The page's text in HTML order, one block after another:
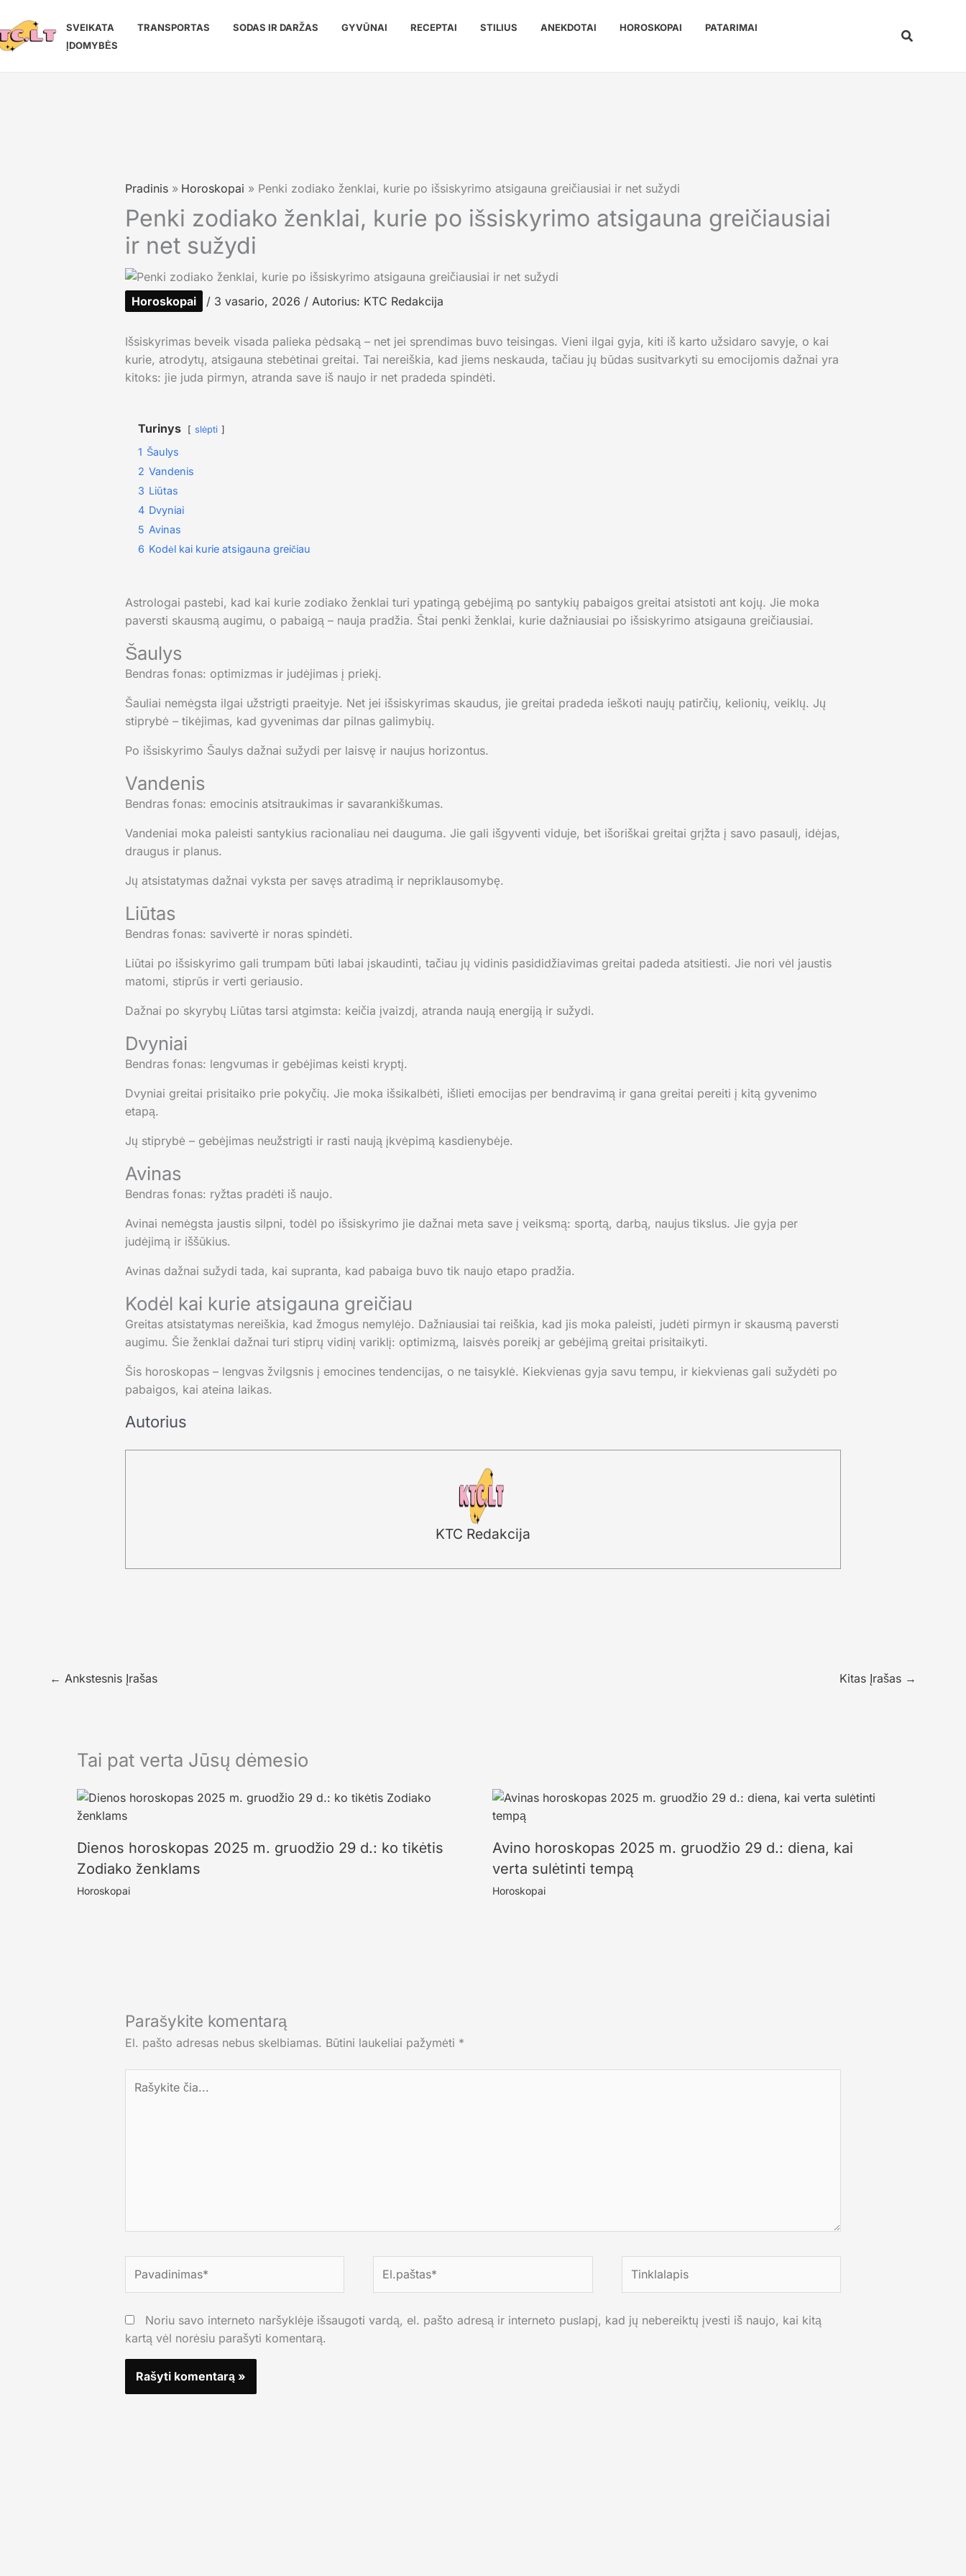
prie
turinio
SVEIKATA TRANSPORTAS SODAS IR DARŽAS GYVŪNAI RECEPTAI STILIUS ANEKDOTAI HOROSKOPAI
PATARIMAI
ĮDOMYBĖS
Paieška
Pradinis Horoskopai Penki zodiako ženklai, kurie po išsiskyrimo atsigauna greičiausiai ir net sužydi
Penki zodiako ženklai, kurie po išsiskyrimo atsigauna greičiausiai
ir net sužydi
Horoskopai / 3 vasario, 2026 / Autorius: KTC Redakcija
Išsiskyrimas beveik visada palieka pėdsaką – net jei sprendimas buvo teisingas. Vieni ilgai gyja, kiti iš karto užsidaro savyje, o kai
kurie, atrodytų, atsigauna stebėtinai greitai. Tai nereiškia, kad jiems neskauda, tačiau jų būdas susitvarkyti su emocijomis dažnai yra
kitoks: jie juda pirmyn, atranda save iš naujo ir net pradeda spindėti.
Turinys slėpti
1 Šaulys
2 Vandenis
3 Liūtas
4 Dvyniai
5 Avinas
6 Kodėl kai kurie atsigauna greičiau
Astrologai pastebi, kad kai kurie zodiako ženklai turi ypatingą gebėjimą po santykių pabaigos greitai atsistoti ant kojų. Jie moka
paversti skausmą augimu, o pabaigą – nauja pradžia. Štai penki ženklai, kurie dažniausiai po išsiskyrimo atsigauna greičiausiai.
Šaulys
Bendras fonas: optimizmas ir judėjimas į priekį.
Šauliai nemėgsta ilgai užstrigti praeityje. Net jei išsiskyrimas skaudus, jie greitai pradeda ieškoti naujų patirčių, kelionių, veiklų. Jų
stiprybė – tikėjimas, kad gyvenimas dar pilnas galimybių.
Po išsiskyrimo Šaulys dažnai sužydi per laisvę ir naujus horizontus.
Vandenis
Bendras fonas: emocinis atsitraukimas ir savarankiškumas.
Vandeniai moka paleisti santykius racionaliau nei dauguma. Jie gali išgyventi viduje, bet išoriškai greitai grįžta į savo pasaulį, idėjas,
draugus ir planus.
Jų atsistatymas dažnai vyksta per savęs atradimą ir nepriklausomybę.
Liūtas
Bendras fonas: savivertė ir noras spindėti.
Liūtai po išsiskyrimo gali trumpam būti labai įskaudinti, tačiau jų vidinis pasididžiavimas greitai padeda atsitiesti. Jie nori vėl jaustis
matomi, stiprūs ir verti geriausio.
Dažnai po skyrybų Liūtas tarsi atgimsta: keičia įvaizdį, atranda naują energiją ir sužydi.
Dvyniai
Bendras fonas: lengvumas ir gebėjimas keisti kryptį.
Dvyniai greitai prisitaiko prie pokyčių. Jie moka išsikalbėti, išlieti emocijas per bendravimą ir gana greitai pereiti į kitą gyvenimo
etapą.
Jų stiprybė – gebėjimas neužstrigti ir rasti naują įkvėpimą kasdienybėje.
Avinas
Bendras fonas: ryžtas pradėti iš naujo.
Avinai nemėgsta jaustis silpni, todėl po išsiskyrimo jie dažnai meta save į veiksmą: sportą, darbą, naujus tikslus. Jie gyja per
judėjimą ir iššūkius.
Avinas dažnai sužydi tada, kai supranta, kad pabaiga buvo tik naujo etapo pradžia.
Kodėl kai kurie atsigauna greičiau
Greitas atsistatymas nereiškia, kad žmogus nemylėjo. Dažniausiai tai reiškia, kad jis moka paleisti, judėti pirmyn ir skausmą paversti
augimu. Šie ženklai dažnai turi stiprų vidinį variklį: optimizmą, laisvės poreikį ar gebėjimą greitai prisitaikyti.
Šis horoskopas – lengvas žvilgsnis į emocines tendencijas, o ne taisyklė. Kiekvienas gyja savu tempu, ir kiekvienas gali sužydėti po
pabaigos, kai ateina laikas.
Autorius
KTC Redakcija
← Ankstesnis Įrašas Kitas Įrašas →
Tai pat verta Jūsų dėmesio
Dienos horoskopas 2025 m. gruodžio 29 d.: ko tikėtis
Zodiako ženklams
Horoskopai
Avino horoskopas 2025 m. gruodžio 29 d.: diena, kai
verta sulėtinti tempą
Horoskopai
Parašykite komentarą
El. pašto adresas nebus skelbiamas. Būtini laukeliai pažymėti *
čia...
Noriu savo interneto naršyklėje išsaugoti vardą, el. pašto adresą ir interneto puslapį, kad jų nebereiktų įvesti iš naujo, kai kitą
kartą vėl norėsiu parašyti komentarą.